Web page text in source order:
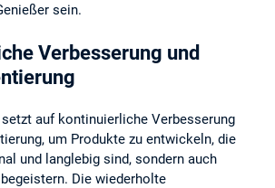
sein.
Verbesserung und
auf kontinuierliche Verbesserung
um Produkte zu entwickeln, die
und langlebig sind, sondern auch
Die wiederholte